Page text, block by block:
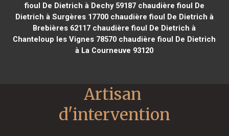
fioul De Dietrich à Dechy 59187chaudière fioul De
Dietrich à Surgères 17700chaudière fioul De Dietrich à
Brebières 62117 chaudière fioul De Dietrich à
Chanteloup les Vignes 78570 chaudière fioul De Dietrich
à La Courneuve 93120
Artisan
d'intervention